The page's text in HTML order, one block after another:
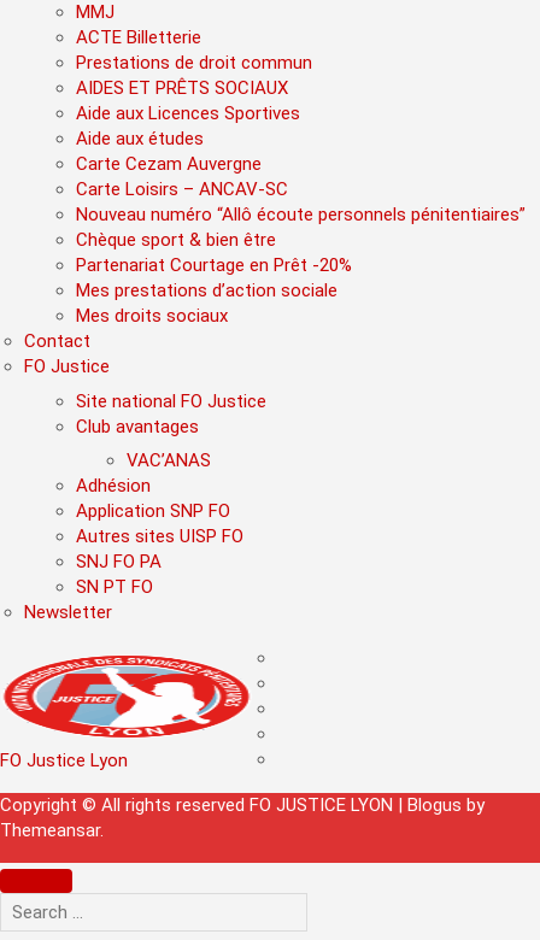
MMJ
ACTE Billetterie
Prestations de droit commun
AIDES ET PRÊTS SOCIAUX
Aide aux Licences Sportives
Aide aux études
Carte Cezam Auvergne
Carte Loisirs – ANCAV-SC
Nouveau numéro “Allô écoute personnels pénitentiaires”
Chèque sport & bien être
Partenariat Courtage en Prêt -20%
Mes prestations d’action sociale
Mes droits sociaux
Contact
FO Justice
Site national FO Justice
Club avantages
VAC’ANAS
Adhésion
Application SNP FO
Autres sites UISP FO
SNJ FO PA
SN PT FO
Newsletter
FO Justice Lyon
Copyright © All rights reserved FO JUSTICE LYON | Blogus by
Themeansar.
Search
for: